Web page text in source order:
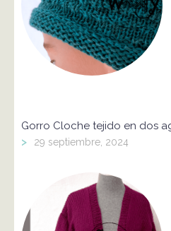
Gorro Cloche tejido en dos
> 29 septiembre, 2024